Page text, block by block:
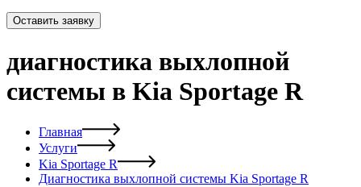
Оставить заявку
диагностика выхлопной
системы в Kia Sportage R
Главная
Услуги
Kia Sportage R
Диагностика выхлопной системы Kia Sportage R